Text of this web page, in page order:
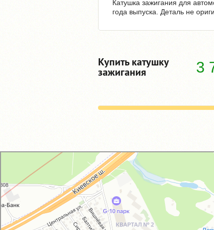
Катушка зажигания для
года выпуска. Деталь не
Купить катушку
зажигания 3
GM-City&VAG-Repair
Автосервис, автотехцентр в Москве
Магазин автозапчастей и автотоваров в Москве